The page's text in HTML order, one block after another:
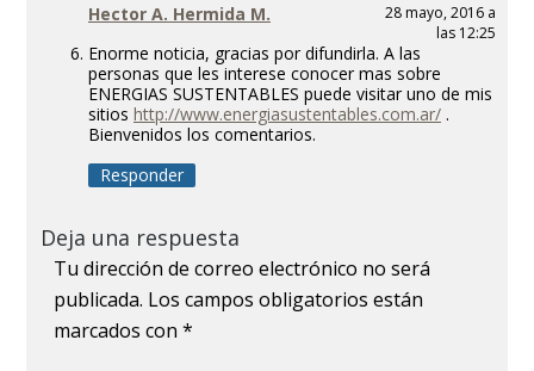
Hector A. Hermida M.
28 mayo, 2016 a
las 12:25
Enorme noticia, gracias por difundirla. A las
personas que les interese conocer mas sobre
ENERGIAS SUSTENTABLES puede visitar uno de mis
sitios http://www.energiasustentables.com.ar/.
Bienvenidos los comentarios.
Responder
Deja una respuesta
Tu dirección de correo electrónico no será
publicada. Los campos obligatorios están
marcados con*